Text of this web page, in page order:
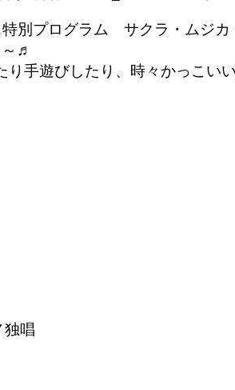
別プログラム サクラ・ムジ
♬
手遊びしたり、時々かっこ
独唱